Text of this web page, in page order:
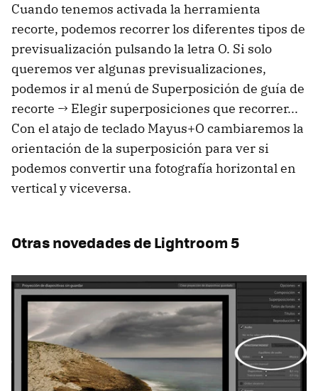
Cuando tenemos activada la herramienta
recorte, podemos recorrer los diferentes tipos de
previsualización pulsando la letra O. Si solo
queremos ver algunas previsualizaciones,
podemos ir al menú de Superposición de guía de
recorte → Elegir superposiciones que recorrer...
Con el atajo de teclado Mayus+O cambiaremos la
orientación de la superposición para ver si
podemos convertir una fotografía horizontal en
vertical y viceversa.
Otras novedades de Lightroom 5